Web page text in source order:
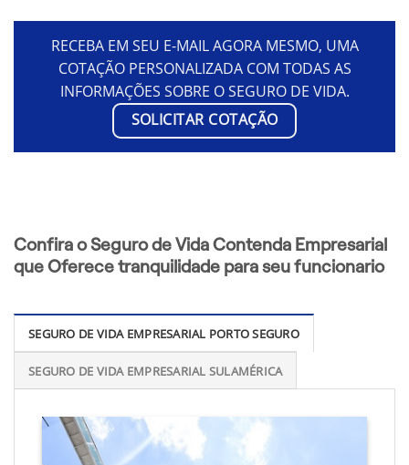
RECEBA EM SEU E-MAIL AGORA MESMO, UMA
COTAÇÃO PERSONALIZADA COM TODAS AS
INFORMAÇÕES SOBRE O SEGURO DE VIDA.
SOLICITAR COTAÇÃO
Confira o Seguro de Vida Contenda Empresarial
que Oferece tranquilidade para seu funcionario
SEGURO DE VIDA EMPRESARIAL PORTO SEGURO
SEGURO DE VIDA EMPRESARIAL SULAMÉRICA